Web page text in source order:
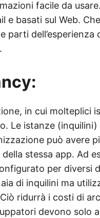
facile da
e basati sul Web.
parti dell’esperienza
in cui molteplici
Le istanze
può avere
stessa app. Ad
per diversi
di inquilini ma
ridurrà i costi di
devono solo